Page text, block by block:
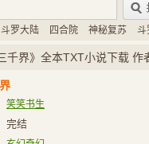
斗罗大陆 四合院 神秘复苏 斗
千界》全本TXT小说下载 作
笑笑书生
完结